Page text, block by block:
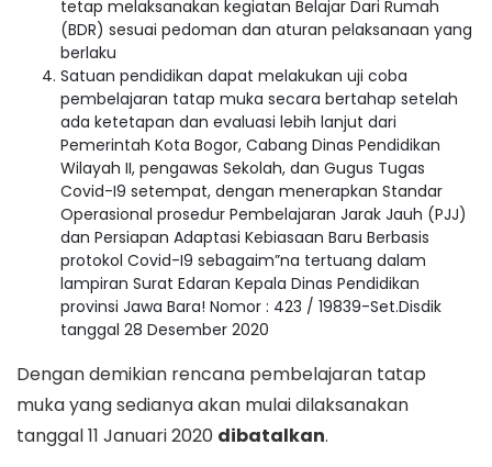
tetap melaksanakan kegiatan Belajar Dari Rumah
(BDR) sesuai pedoman dan aturan pelaksanaan yang
berlaku
Satuan pendidikan dapat melakukan uji coba
pembelajaran tatap muka secara bertahap setelah
ada ketetapan dan evaluasi lebih lanjut dari
Pemerintah Kota Bogor, Cabang Dinas Pendidikan
Wilayah II, pengawas Sekolah, dan Gugus Tugas
Covid-I9 setempat, dengan menerapkan Standar
Operasional prosedur Pembelajaran Jarak Jauh (PJJ)
dan Persiapan Adaptasi Kebiasaan Baru Berbasis
protokol Covid-I9 sebagaim”na tertuang dalam
lampiran Surat Edaran Kepala Dinas Pendidikan
provinsi Jawa Bara! Nomor : 423 / 19839-Set.Disdik
tanggal 28 Desember 2020
Dengan demikian rencana pembelajaran tatap
muka yang sedianya akan mulai dilaksanakan
tanggal 11 Januari 2020 dibatalkan.